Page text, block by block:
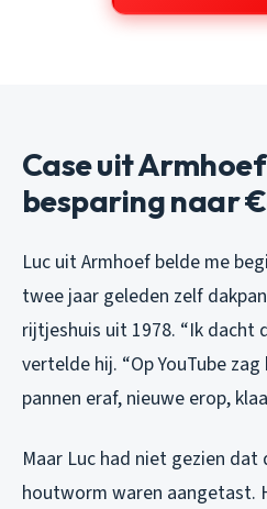
Case uit
besparing naar
Luc uit Armhoef belde me
twee jaar geleden zelf
rijtjeshuis uit 1978. “Ik dacht
vertelde hij. “Op YouTube
pannen eraf, nieuwe erop,
Maar Luc had niet gezien
houtworm waren aangetast.